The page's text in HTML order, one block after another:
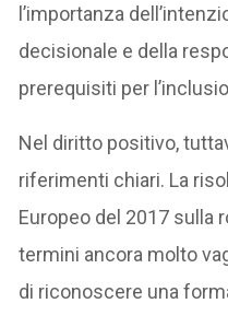
l’importanza
decisionale e della
prerequisiti per
Nel diritto positivo,
riferimenti chiari. La
Europeo del 2017 sulla
termini ancora molto
di riconoscere una